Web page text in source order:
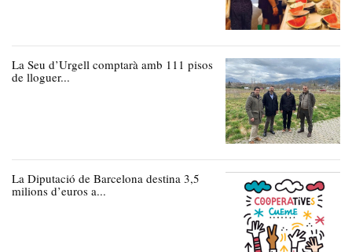
La Seu d’Urgell comptarà amb 111 pisos
de lloguer...
La Diputació de Barcelona destina 3,5
milions d’euros a...